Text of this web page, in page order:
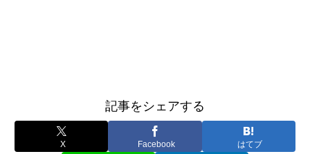
記事をシェアする
X Facebook はてブ